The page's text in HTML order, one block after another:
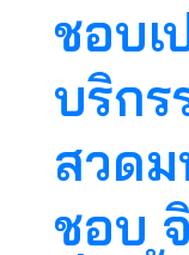
ชอบเ
บริกร
สวด
ชอบ